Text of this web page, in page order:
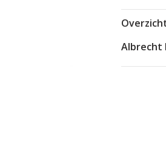
Albrecht